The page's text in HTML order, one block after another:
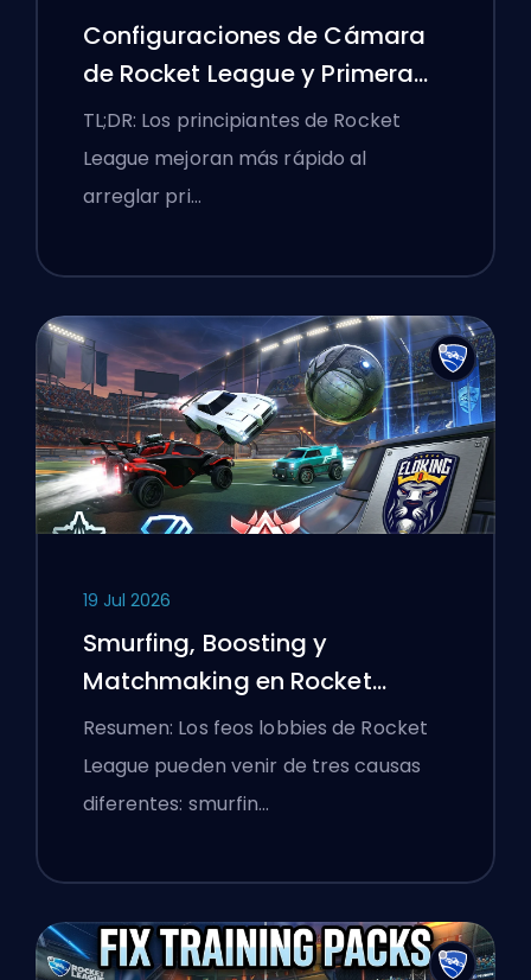
Configuraciones de Cámara
de Rocket League y Primera
Rutina de Entrenamiento
TL;DR: Los principiantes de Rocket
League mejoran más rápido al
arreglar pri…
19 Jul 2026
Smurfing, Boosting y
Matchmaking en Rocket
League Explicados
Resumen: Los feos lobbies de Rocket
League pueden venir de tres causas
diferentes: smurfin…